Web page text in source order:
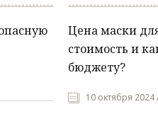
Цена маски
стоимость и
бюджету?
10 октября 2024